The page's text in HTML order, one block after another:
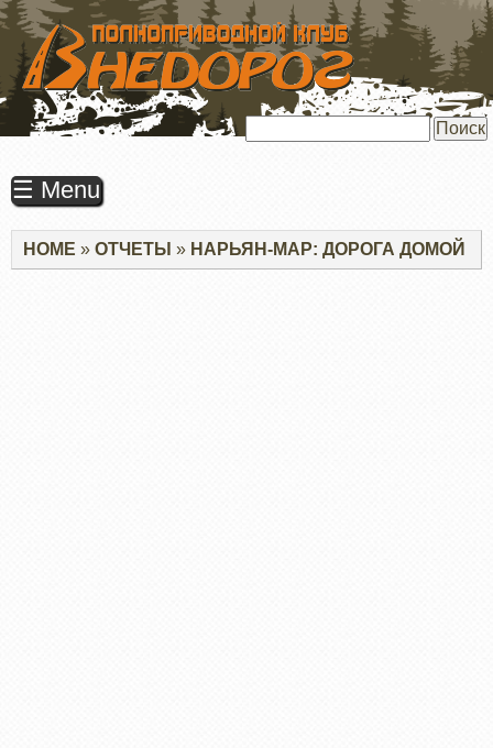
ПЕРЕЙТИ
ОСНОВНОМУ
СОДЕРЖАНИЮ
☰ Menu
Строка
навигации
HOME ОТЧЕТЫ НАРЬЯН-МАР: ДОРОГА ДОМОЙ